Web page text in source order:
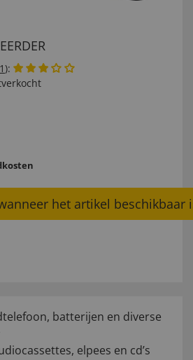
1):
het artikel beschikbaar
batterijen en diverse
elpees en cd’s